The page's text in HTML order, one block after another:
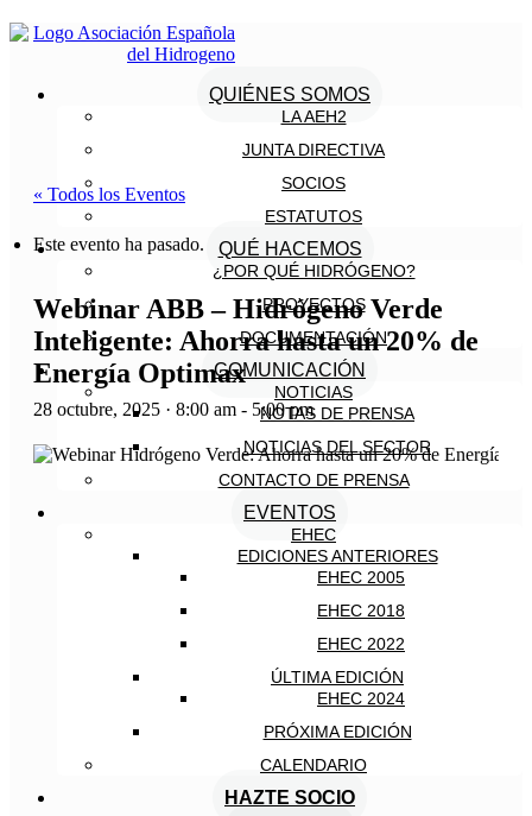
QUIÉNES SOMOS
LA AEH2
JUNTA DIRECTIVA
SOCIOS
ESTATUTOS
QUÉ HACEMOS
¿POR QUÉ HIDRÓGENO?
PROYECTOS
DOCUMENTACIÓN
COMUNICACIÓN
NOTICIAS
NOTAS DE PRENSA
NOTICIAS DEL SECTOR
CONTACTO DE PRENSA
EVENTOS
EHEC
EDICIONES ANTERIORES
EHEC 2005
EHEC 2018
EHEC 2022
ÚLTIMA EDICIÓN
EHEC 2024
PRÓXIMA EDICIÓN
CALENDARIO
HAZTE SOCIO
« Todos los Eventos
Este evento ha pasado.
Webinar ABB – Hidrógeno Verde
Inteligente: Ahorra hasta un 20% de
Energía Optimax
28 octubre, 2025 · 8:00 am - 5:00 pm